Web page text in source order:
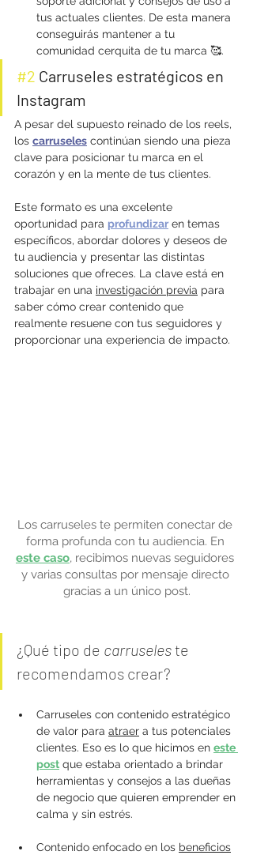
tus actuales clientes. De esta manera
conseguirás mantener a tu
comunidad cerquita de tu marca 🥰.
#2 Carruseles estratégicos en
Instagram
A pesar del supuesto reinado de los reels,
los carruseles continúan siendo una pieza
clave para posicionar tu marca en el
corazón y en la mente de tus clientes.
Este formato es una excelente
oportunidad para profundizar en temas
específicos, abordar dolores y deseos de
tu audiencia y presentar las distintas
soluciones que ofreces. La clave está en
trabajar en una investigación previa para
saber cómo crear contenido que
realmente resuene con tus seguidores y
proporcionar una experiencia de impacto.
Los carruseles te permiten conectar de
forma profunda con tu audiencia. En
este caso, recibimos nuevas seguidores
y varias consultas por mensaje directo
gracias a un único post.
¿Qué tipo de carruseles te
recomendamos crear?
Carruseles con contenido estratégico
de valor para atraer a tus potenciales
clientes. Eso es lo que hicimos en este
post que estaba orientado a brindar
herramientas y consejos a las dueñas
de negocio que quieren emprender en
calma y sin estrés.
Contenido enfocado en los beneficios